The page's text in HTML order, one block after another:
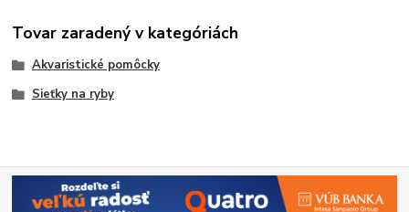
Tovar zaradený v kategóriách
Akvaristické pomôcky
Sieťky na ryby